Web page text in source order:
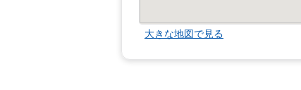
大きな地図で見る